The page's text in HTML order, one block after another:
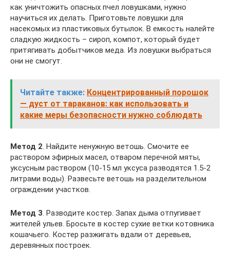
как уничтожить опасных пчел ловушками, нужно
научиться их делать. Приготовьте ловушки для
насекомых из пластиковых бутылок. В емкость налейте
сладкую жидкость – сироп, компот, который будет
притягивать добытчиков меда. Из ловушки выбраться
они не смогут.
Читайте также: Концентрированный порошок
— дуст от тараканов: как использовать и
какие меры безопасности нужно соблюдать
Метод 2 . Найдите ненужную ветошь. Смочите ее
раствором эфирных масел, отваром перечной мяты,
уксусным раствором (10-15 мл уксуса разводятся 1.5-2
литрами воды). Развесьте ветошь на разделительном
ограждении участков.
Метод 3 . Разводите костер. Запах дыма отпугивает
жителей ульев. Бросьте в костер сухие ветки котовника
кошачьего. Костер разжигать вдали от деревьев,
деревянных построек.